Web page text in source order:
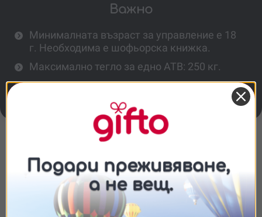
Важно
Минималната възраст за управление е 18
г. Необходима е шофьорска книжка.
Максимално тегло за едно АТВ: 250 кг.
Бъди на място 10-15 минути по-рано, за да
Включена ли е храна?
Необходим ли е предишен опит?
Съгласие Подробности Относно